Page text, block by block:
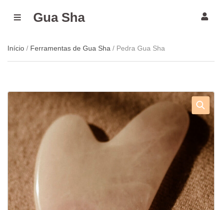
M
U
Gua Sha
Início / Ferramentas de Gua Sha / Pedra Gua Sha